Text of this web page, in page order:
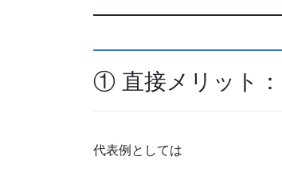
① 直接メリット
代表例としては